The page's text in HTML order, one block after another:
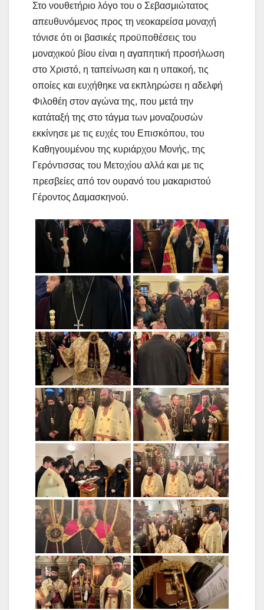
Στο νουθετήριο λόγο του ο Σεβασμιώτατος
απευθυνόμενος προς τη νεοκαρείσα μοναχή
τόνισε ότι οι βασικές προϋποθέσεις του
μοναχικού βίου είναι η αγαπητική προσήλωση
στο Χριστό, η ταπείνωση και η υπακοή, τις
οποίες και ευχήθηκε να εκπληρώσει η αδελφή
Φιλοθέη στον αγώνα της, που μετά την
κατάταξή της στο τάγμα των μοναζουσών
εκκίνησε με τις ευχές του Επισκόπου, του
Καθηγουμένου της κυριάρχου Μονής, της
Γερόντισσας του Μετοχίου αλλά και με τις
πρεσβείες από τον ουρανό του μακαριστού
Γέροντος Δαμασκηνού.